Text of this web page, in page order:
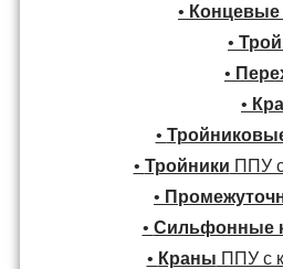
•
•
•
•
•
• Тройники ППУ
•
• Сильфонные
• Краны ППУ с